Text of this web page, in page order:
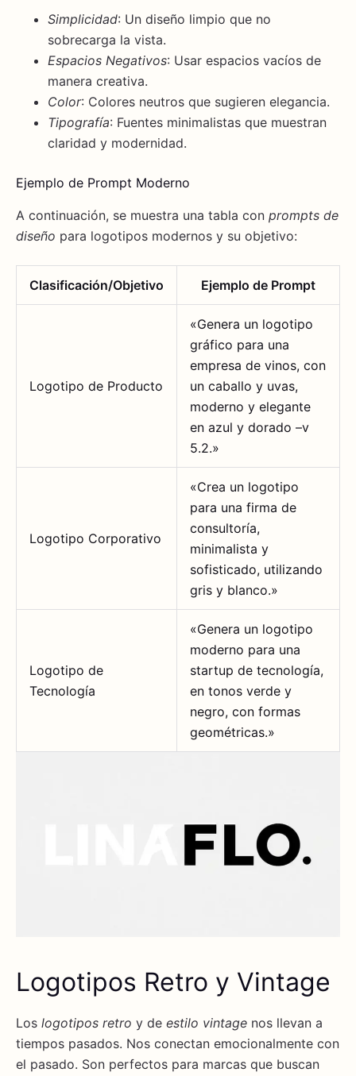
Simplicidad: Un diseño limpio que no
sobrecarga la vista.
Espacios Negativos: Usar espacios vacíos de
manera creativa.
Color: Colores neutros que sugieren elegancia.
Tipografía: Fuentes minimalistas que muestran
claridad y modernidad.
Ejemplo de Prompt Moderno
A continuación, se muestra una tabla con prompts de
diseño para logotipos modernos y su objetivo:
Clasificación/Objetivo Ejemplo de Prompt
Logotipo de Producto
«Genera un logotipo
gráfico para una
empresa de vinos, con
un caballo y uvas,
moderno y elegante
en azul y dorado –v
5.2.»
Logotipo Corporativo
«Crea un logotipo
para una firma de
consultoría,
minimalista y
sofisticado, utilizando
gris y blanco.»
Logotipo de
Tecnología
«Genera un logotipo
moderno para una
startup de tecnología,
en tonos verde y
negro, con formas
geométricas.»
Logotipos Retro y Vintage
Los logotipos retro y de estilo vintage nos llevan a
tiempos pasados. Nos conectan emocionalmente con
el pasado. Son perfectos para marcas que buscan